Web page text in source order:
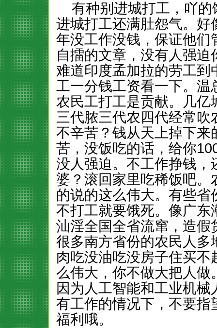
有种别进城打工，吖的
进城打工还满肚怨气。
年没工作没钱，保证他
自擂的文章，没有人强
难道印度孟加拉的劳工
工一分钱工资看一下。
农民工打工是贡献。几
三代脓三代农四代经常
不辛苦？钱从天上掉下
苦，没饭吃的话，给你
没人强迫。不工作挣钱
婆？滚回家里吃稀饭吧
的说的这么伟大。有些
不打工就要饿死。像广
汕淫全国全省流窜，造
很多南方省份的农民人
肉吃没油吃没房子住买
么伟大，你不做大把人
因为人工智能和工业机
有工作的情况下，不要
福利哦。